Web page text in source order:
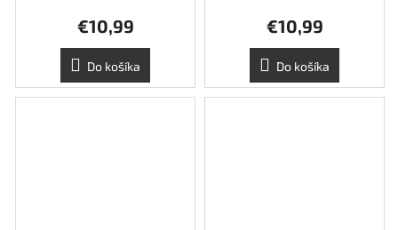
€10,99
Do košíka
€10,99
Do košíka